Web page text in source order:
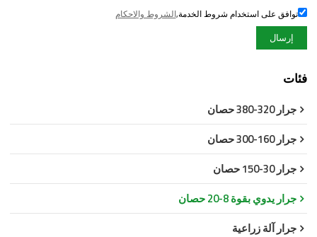
توافق على استخدام شروط الخدمة,الشروط والاحكام
إرسال
فئات
جرار 320-380 حصان
جرار 160-300 حصان
جرار 30-150 حصان
جرار يدوي بقوة 8-20 حصان
جرار آلة زراعية